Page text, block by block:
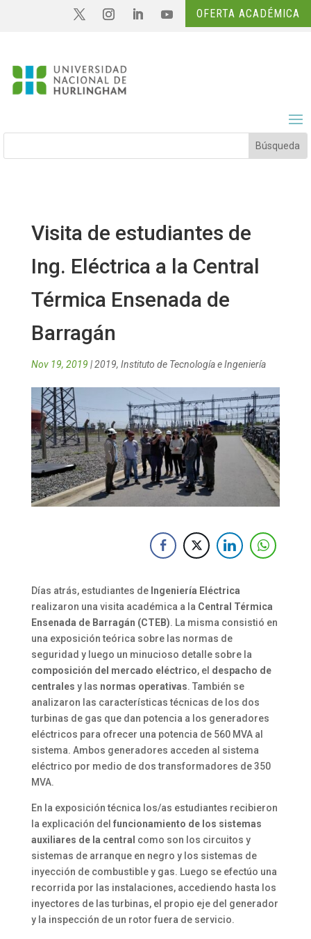
OFERTA ACADÉMICA
Visita de estudiantes de
Ing. Eléctrica a la Central
Térmica Ensenada de
Barragán
Nov 19, 2019 |2019, Instituto de Tecnología e Ingeniería
Días atrás, estudiantes de Ingeniería Eléctrica
realizaron una visita académica a la Central Térmica
Ensenada de Barragán (CTEB). La misma consistió en
una exposición teórica sobre las normas de
seguridad y luego un minucioso detalle sobre la
composición del mercado eléctrico, el despacho de
centrales y las normas operativas. También se
analizaron las características técnicas de los dos
turbinas de gas que dan potencia a los generadores
eléctricos para ofrecer una potencia de 560 MVA al
sistema. Ambos generadores acceden al sistema
eléctrico por medio de dos transformadores de 350
MVA.
En la exposición técnica los/as estudiantes recibieron
la explicación del funcionamiento de los sistemas
auxiliares de la central como son los circuitos y
sistemas de arranque en negro y los sistemas de
inyección de combustible y gas. Luego se efectúo una
recorrida por las instalaciones, accediendo hasta los
inyectores de las turbinas, el propio eje del generador
y la inspección de un rotor fuera de servicio.